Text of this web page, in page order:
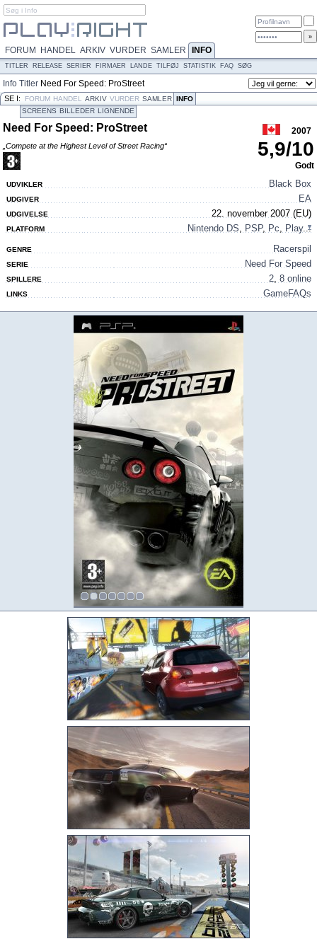
FORUM HANDEL ARKIV VURDER SAMLER INFO
TITLER RELEASE SERIER FIRMAER LANDE TILFØJ STATISTIK FAQ SØG
Info Titler Need For Speed: ProStreet
SE I: FORUM HANDEL ARKIV VURDER SAMLER INFO
SCREENS BILLEDER LIGNENDE
Need For Speed: ProStreet 2007
„Compete at the Highest Level of Street Racing“ 5,9/10
Godt
UDVIKLER Black Box
UDGIVER EA
UDGIVELSE 22. november 2007 (EU)
PLATFORM Nintendo DS, PSP, Pc, Play...
GENRE Racerspil
SERIE Need For Speed
SPILLERE 2, 8 online
LINKS GameFAQs